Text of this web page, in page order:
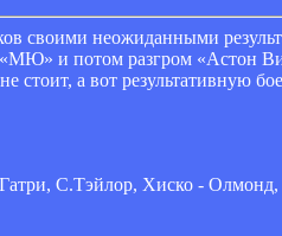
своими неожиданными
«МЮ» и потом разгром «Астон
стоит, а вот результативную
С.Тэйлор, Хиско - Олмонд,